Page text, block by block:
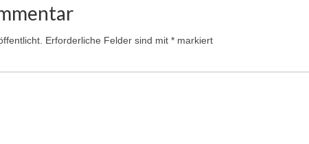
Erforderliche Felder sind mit * markiert